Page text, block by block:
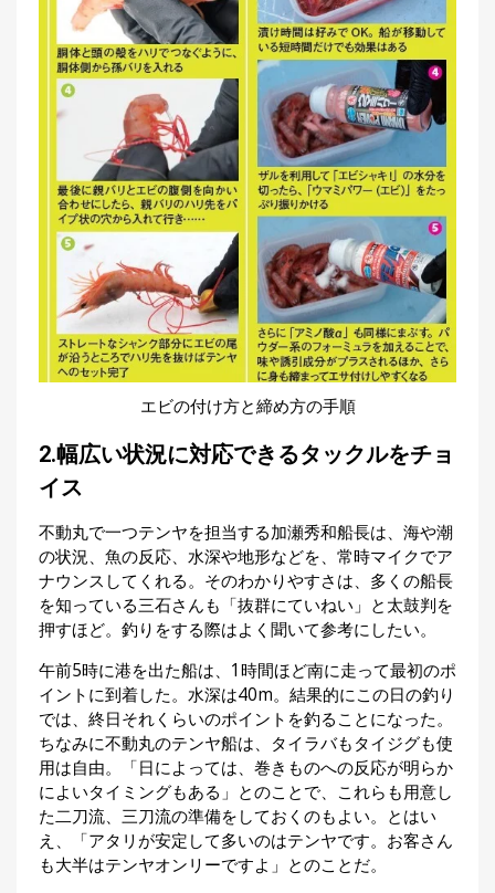
エビの付け方と締め方の手順
2.幅広い状況に対応できるタックルをチョ
イス
不動丸で一つテンヤを担当する加瀬秀和船長は、海や潮
の状況、魚の反応、水深や地形などを、常時マイクでア
ナウンスしてくれる。そのわかりやすさは、多くの船長
を知っている三石さんも「抜群にていねい」と太鼓判を
押すほど。釣りをする際はよく聞いて参考にしたい。
午前5時に港を出た船は、1時間ほど南に走って最初のポ
イントに到着した。水深は40m。結果的にこの日の釣り
では、終日それくらいのポイントを釣ることになった。
ちなみに不動丸のテンヤ船は、タイラバもタイジグも使
用は自由。「日によっては、巻きものへの反応が明らか
によいタイミングもある」とのことで、これらも用意し
た二刀流、三刀流の準備をしておくのもよい。とはい
え、「アタリが安定して多いのはテンヤです。お客さん
も大半はテンヤオンリーですよ」とのことだ。